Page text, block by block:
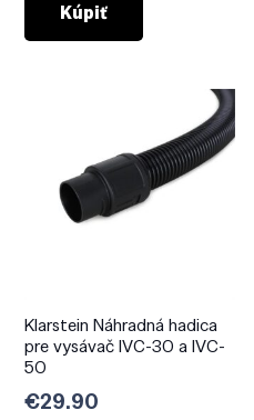
Kúpiť
Klarstein Náhradná hadica
pre vysávač IVC-30 a IVC-
50
€29.90